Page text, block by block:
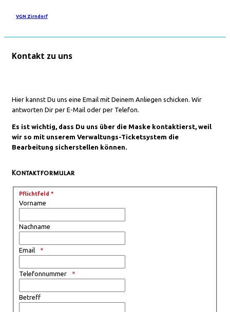
VGN Zirndorf
Kontakt zu uns
Hier kannst Du uns eine Email mit Deinem Anliegen schicken. Wir
antworten Dir per E-Mail oder per Telefon.
Es ist wichtig, dass Du uns über die Maske kontaktierst, weil
wir so mit unserem Verwaltungs-Ticketsystem die
Bearbeitung sicherstellen können.
Kontaktformular
Pflichtfeld *
Vorname
Nachname
Email
Telefonnummer
Betreff